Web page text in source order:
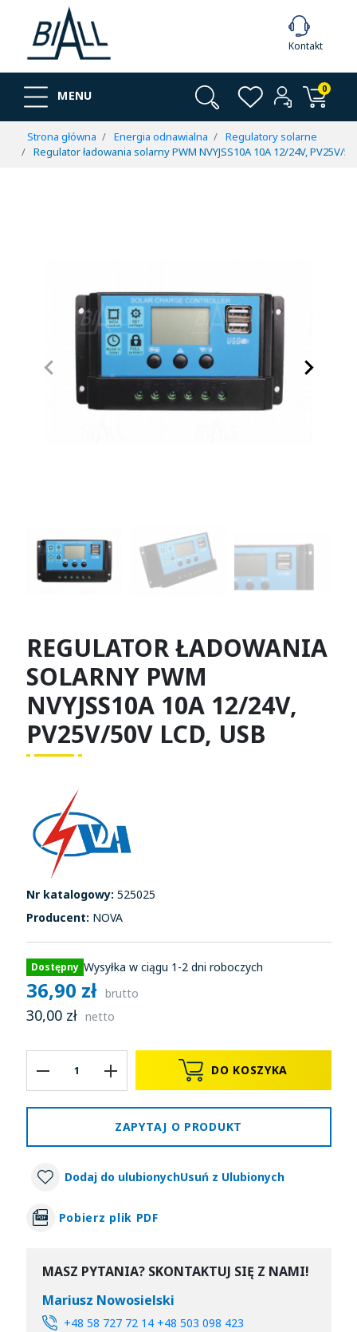
Kontakt
MENU 0
Strona główna Energia odnawialna
Regulatory solarne
Regulator ładowania solarny PWM NVYJSS10A 10A 12/24V, PV25V/
Poprzedni
keyboard_arrow_left Następny
keyboard_arrow_right
REGULATOR ŁADOWANIA
SOLARNY PWM
NVYJSS10A 10A 12/24V,
PV25V/50V LCD, USB
Nr katalogowy: 525025
Producent: NOVA
Dostępny Wysyłka w ciągu 1-2 dni roboczych
36,90 zł brutto
30,00 zł netto
DO KOSZYKA
ZAPYTAJ O PRODUKT
Dodaj do ulubionychUsuń z Ulubionych
Pobierz plik PDF
MASZ PYTANIA? SKONTAKTUJ SIĘ Z NAMI!
Mariusz Nowosielski
+48 58 727 72 14 +48 503 098 423